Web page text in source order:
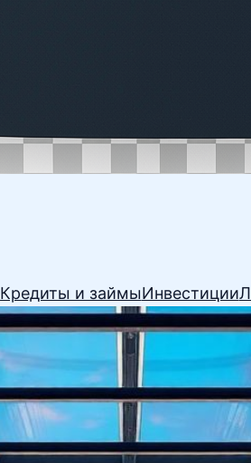
Кредиты и займыИнвестиции